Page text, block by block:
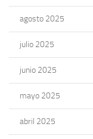
agosto 2025
julio 2025
junio 2025
mayo 2025
abril 2025